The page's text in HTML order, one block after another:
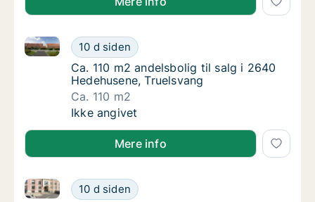
Ca. 110 m2 andelsbolig til salg i 2640
10 d siden
Ca. 110 m2 andelsbolig til salg i 2640 Hedehusene,
Ca. 110 m2 andelsbolig til salg i 2640
Ca. 110 m2 andelsbolig til salg i 2640
Hedehusene, Truelsvang
Ca. 110 m2
Ca. 110 m2 andelsbolig til salg i 2640
Ikke angivet
Mere info
Andelsbolig til salg i 1256 København K,
10 d siden
Andelsbolig til salg i 1256 København K, Amaliegade